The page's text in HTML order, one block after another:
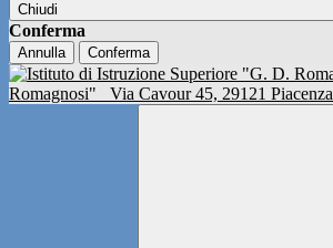
Chiudi
Conferma
Annulla Conferma
Romagnosi"
Via Cavour 45, 29121 Piacenza